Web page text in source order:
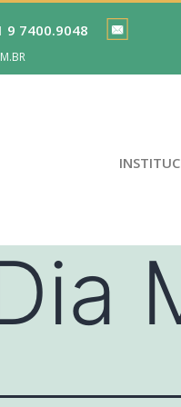
9 7400.9048